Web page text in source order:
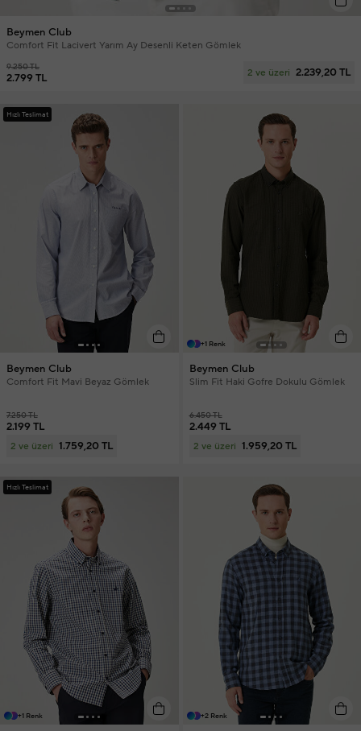
Beymen Club
Comfort Fit Lacivert Yarım Ay Desenli Keten Gömlek
9.250 TL
2.799 TL 2 ve üzeri 2.239,20 TL
Hızlı Teslimat
Beymen Club
Comfort Fit Mavi Beyaz Gömlek
7.250 TL
2.199 TL
2 ve üzeri 1.759,20 TL
+1 Renk
Beymen Club
Slim Fit Haki Gofre Dokulu Gömlek
6.450 TL
2.449 TL
2 ve üzeri 1.959,20 TL
Hızlı Teslimat
+1 Renk +2 Renk